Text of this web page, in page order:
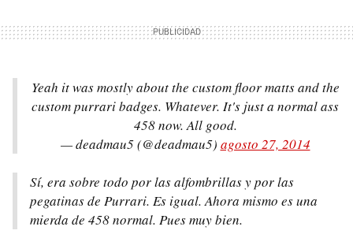
Yeah it was mostly about the custom floor matts and the
custom purrari badges. Whatever. It's just a normal ass
458 now. All good.
— deadmau5 (@deadmau5) agosto 27, 2014
Sí, era sobre todo por las alfombrillas y por las
pegatinas de Purrari. Es igual. Ahora mismo es una
mierda de 458 normal. Pues muy bien.